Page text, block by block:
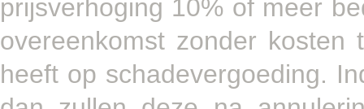
prijsverhoging 10% of meer
overeenkomst zonder
heeft op schadevergoeding.